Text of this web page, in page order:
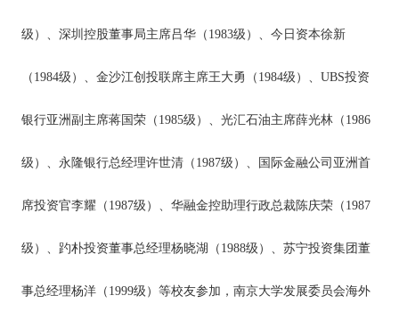
级）、深圳控股董事局主席吕华（1983级）、今日资本徐新
（1984级）、金沙江创投联席主席王大勇（1984级）、UBS投资
银行亚洲副主席蒋国荣（1985级）、光汇石油主席薛光林（1986
级）、永隆银行总经理许世清（1987级）、国际金融公司亚洲首
席投资官李耀（1987级）、华融金控助理行政总裁陈庆荣（1987
级）、趵朴投资董事总经理杨晓湖（1988级）、苏宁投资集团董
事总经理杨洋（1999级）等校友参加，南京大学发展委员会海外